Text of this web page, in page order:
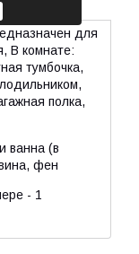
для
В комнате:
тумбочка,
полка,
ванна (в
фен
- 1